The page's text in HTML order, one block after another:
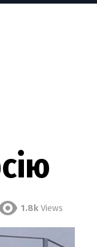
1.8k Views